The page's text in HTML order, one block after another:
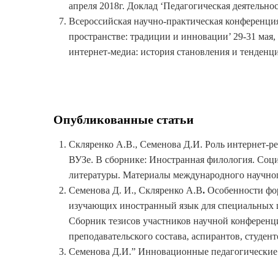
апреля 2018г. Доклад ‘Педагогическая
Всероссийская научно-практическая
пространстве: традиции и инновации’ 29-31
интернет-медиа: история становления и
Опубликованные статьи
Скляренко А.В., Семенова Д.И. Роль интернет-
ВУЗе. В сборнике: Иностранная филология.
литературы. Материалы международного
Семенова Д. И., Скляренко А.В. Особенности
изучающих иностранный язык для
Сборник тезисов участников научной
преподавательского состава, аспирантов,
Семенова Д.И.” Инновационные